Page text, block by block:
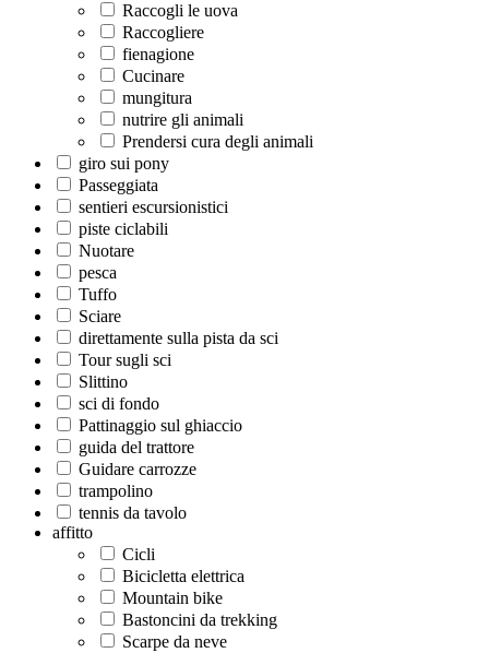
Raccogli le uova
Raccogliere
fienagione
Cucinare
mungitura
nutrire gli animali
Prendersi cura degli animali
giro sui pony
Passeggiata
sentieri escursionistici
piste ciclabili
Nuotare
pesca
Tuffo
Sciare
direttamente sulla pista da sci
Tour sugli sci
Slittino
sci di fondo
Pattinaggio sul ghiaccio
guida del trattore
Guidare carrozze
trampolino
tennis da tavolo
affitto
Cicli
Bicicletta elettrica
Mountain bike
Bastoncini da trekking
Scarpe da neve